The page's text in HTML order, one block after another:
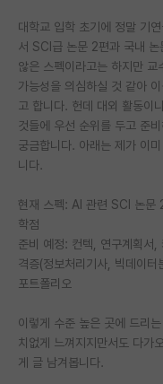
임용 정보 게시판
학부 인턴 게시판
취업 게시판
임용 후기 게시판
인문사회 계열 게시
특수/전문대학원 게
반도체/AI 게시판
장학금/장학생 게시판
학술 정보 게시판
대학교 입학 초기에 정말 기
서 SCI급 논문 2편과 국내 논
않은 스펙이라고는 하지만 교
가능성을 의심하실 것 같아
고 합니다. 헌데 대외 활동이
것들에 우선 순위를 두고 준
궁금합니다. 아래는 제가 이
니다.
현재 스펙: AI 관련 SCI 논문
학점
준비 예정: 컨텍, 연구계획
격증(정보처리기사, 빅데이
포트폴리오
이렇게 수준 높은 곳에 드리
치없게 느껴지지만서도 다가
게 글 남겨봅니다.